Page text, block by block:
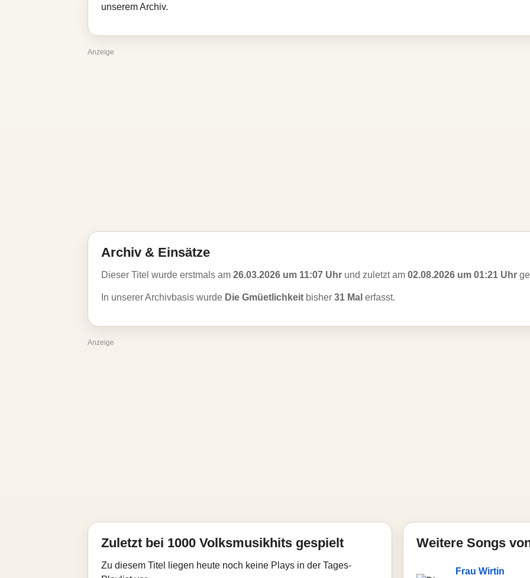
unserem Archiv.
Anzeige
Archiv & Einsätze
Dieser Titel wurde erstmals am 26.03.2026 um 11:07 Uhr und zuletzt am 02.08.2026 um 01:21 Uhr
In unserer Archivbasis wurde Die Gmüetlichkeit bisher 31 Mal erfasst.
Anzeige
Zuletzt bei 1000 Volksmusikhits gespielt
Zu diesem Titel liegen heute noch keine Plays in der Tages-
Weitere Songs
Frau Wirtin